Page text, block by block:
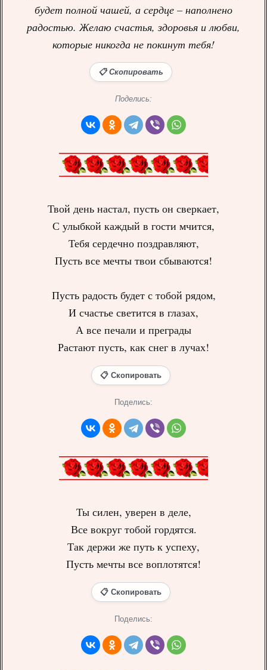
будет полной чашей, а сердце – наполнено
радостью. Желаю счастья, здоровья и любви,
которые никогда не покинут тебя!
📋 Скопировать
Поделись:
Твой день настал, пусть он сверкает,
С улыбкой каждый в гости мчится,
Тебя сердечно поздравляют,
Пусть все мечты твои сбываются!
Пусть радость будет с тобой рядом,
И счастье светится в глазах,
А все печали и преграды
Растают пусть, как снег в лучах!
📋 Скопировать
Поделись:
Ты силен, уверен в деле,
Все вокруг тобой гордятся.
Так держи же путь к успеху,
Пусть мечты все воплотятся!
📋 Скопировать
Поделись: